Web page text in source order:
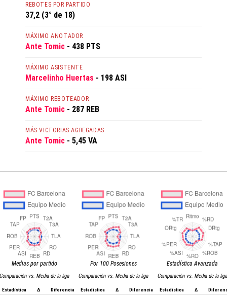
REBOTES POR PARTIDO
37,2 (3° de 18)
MÁXIMO ANOTADOR
Ante Tomic - 438 PTS
MÁXIMO ASISTENTE
Marcelinho Huertas - 198 ASI
MÁXIMO REBOTEADOR
Ante Tomic - 287 REB
MÁS VICTORIAS AGREGADAS
Ante Tomic - 5,45 VA
Medias por partido
Comparación vs. Media de la liga
Estadística Δ Diferencia
Por 100 Posesiones
Comparación vs. Media de la liga
Estadística Δ Diferencia
Estadística Avanzada
Comparación vs. Media de la liga
Estadística Δ